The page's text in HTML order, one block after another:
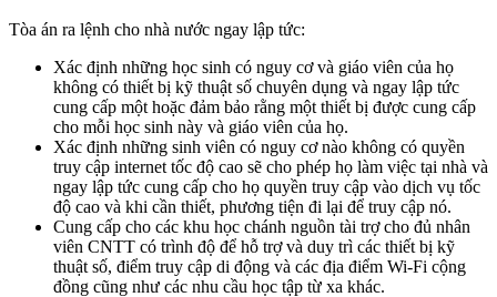
Tòa án ra lệnh cho nhà nước ngay lập tức:
Xác định những học sinh có nguy cơ và giáo viên của họ
không có thiết bị kỹ thuật số chuyên dụng và ngay lập tức
cung cấp một hoặc đảm bảo rằng một thiết bị được cung cấp
cho mỗi học sinh này và giáo viên của họ.
Xác định những sinh viên có nguy cơ nào không có quyền
truy cập internet tốc độ cao sẽ cho phép họ làm việc tại nhà và
ngay lập tức cung cấp cho họ quyền truy cập vào dịch vụ tốc
độ cao và khi cần thiết, phương tiện đi lại để truy cập nó.
Cung cấp cho các khu học chánh nguồn tài trợ cho đủ nhân
viên CNTT có trình độ để hỗ trợ và duy trì các thiết bị kỹ
thuật số, điểm truy cập di động và các địa điểm Wi-Fi cộng
đồng cũng như các nhu cầu học tập từ xa khác.